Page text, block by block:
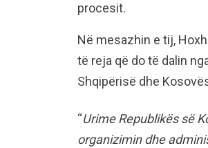
procesit.
Në mesazhin e tij,
të reja që do të dalin
Shqipërisë dhe
“Urime Republikës së
organizimin dhe